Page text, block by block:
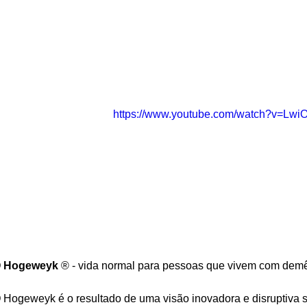
https://www.youtube.com/
Hogeweyk ® - vida normal para pessoas que vivem com
Hogeweyk é o resultado de uma visão inovadora e disruptiva